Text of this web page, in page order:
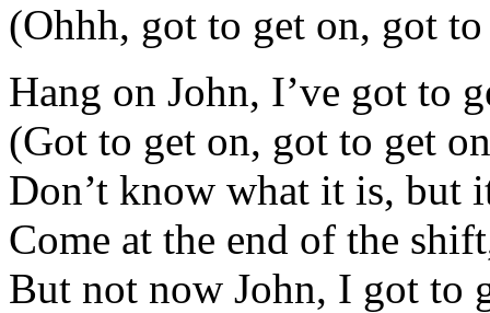
(Ohhh, got to get on, got
Hang on John, I’ve got to
(Got to get on, got to get
Don’t know what it is, but
Come at the end of the
But not now John, I got to